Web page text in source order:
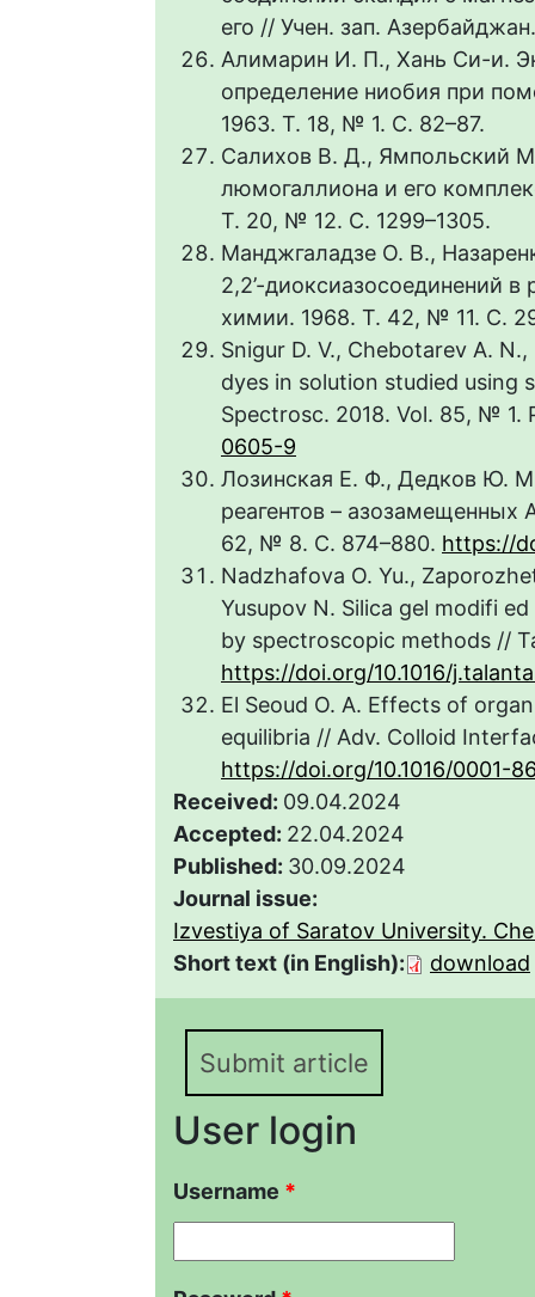
его // Учен. зап.
Алимарин И. П., Хань Си-и.
определение ниобия при
1963. Т. 18, № 1. С. 82–87.
Салихов В. Д., Ямпольский
люмогаллиона и его
Т. 20, № 12. С. 1299–1305.
Манджгаладзе О. В.,
2,2’-диоксиазосоединений
химии. 1968. Т. 42, № 11. С.
Snigur D. V., Chebotarev A.
dyes in solution studied
Spectrosc. 2018. Vol. 85, № 1.
0605-9
Лозинская Е. Ф., Дедков Ю.
реагентов –
62, № 8. С. 874–880. https://
Nadzhafova O. Yu.,
Yusupov N. Silica gel modifi
by spectroscopic methods //
https://doi.org/10.1016/
El Seoud O. A. Effects of
equilibria // Adv. Colloid
https://doi.org/10.1016/0001-
Received: 09.04.2024
Accepted: 22.04.2024
Published: 30.09.2024
Journal issue:
Izvestiya of Saratov University.
Short text (in English):
download
Submit article
User login
Username *